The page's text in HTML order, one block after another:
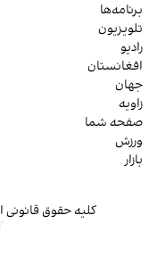
برنامه‌ها
تلویزیون
رادیو
افغانستان
جهان
زاویه
صفحه شما
ورزش
بازار
کلیه حقوق